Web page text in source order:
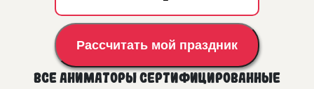
Рассчитать мой праздник
Все аниматоры сертифицированные